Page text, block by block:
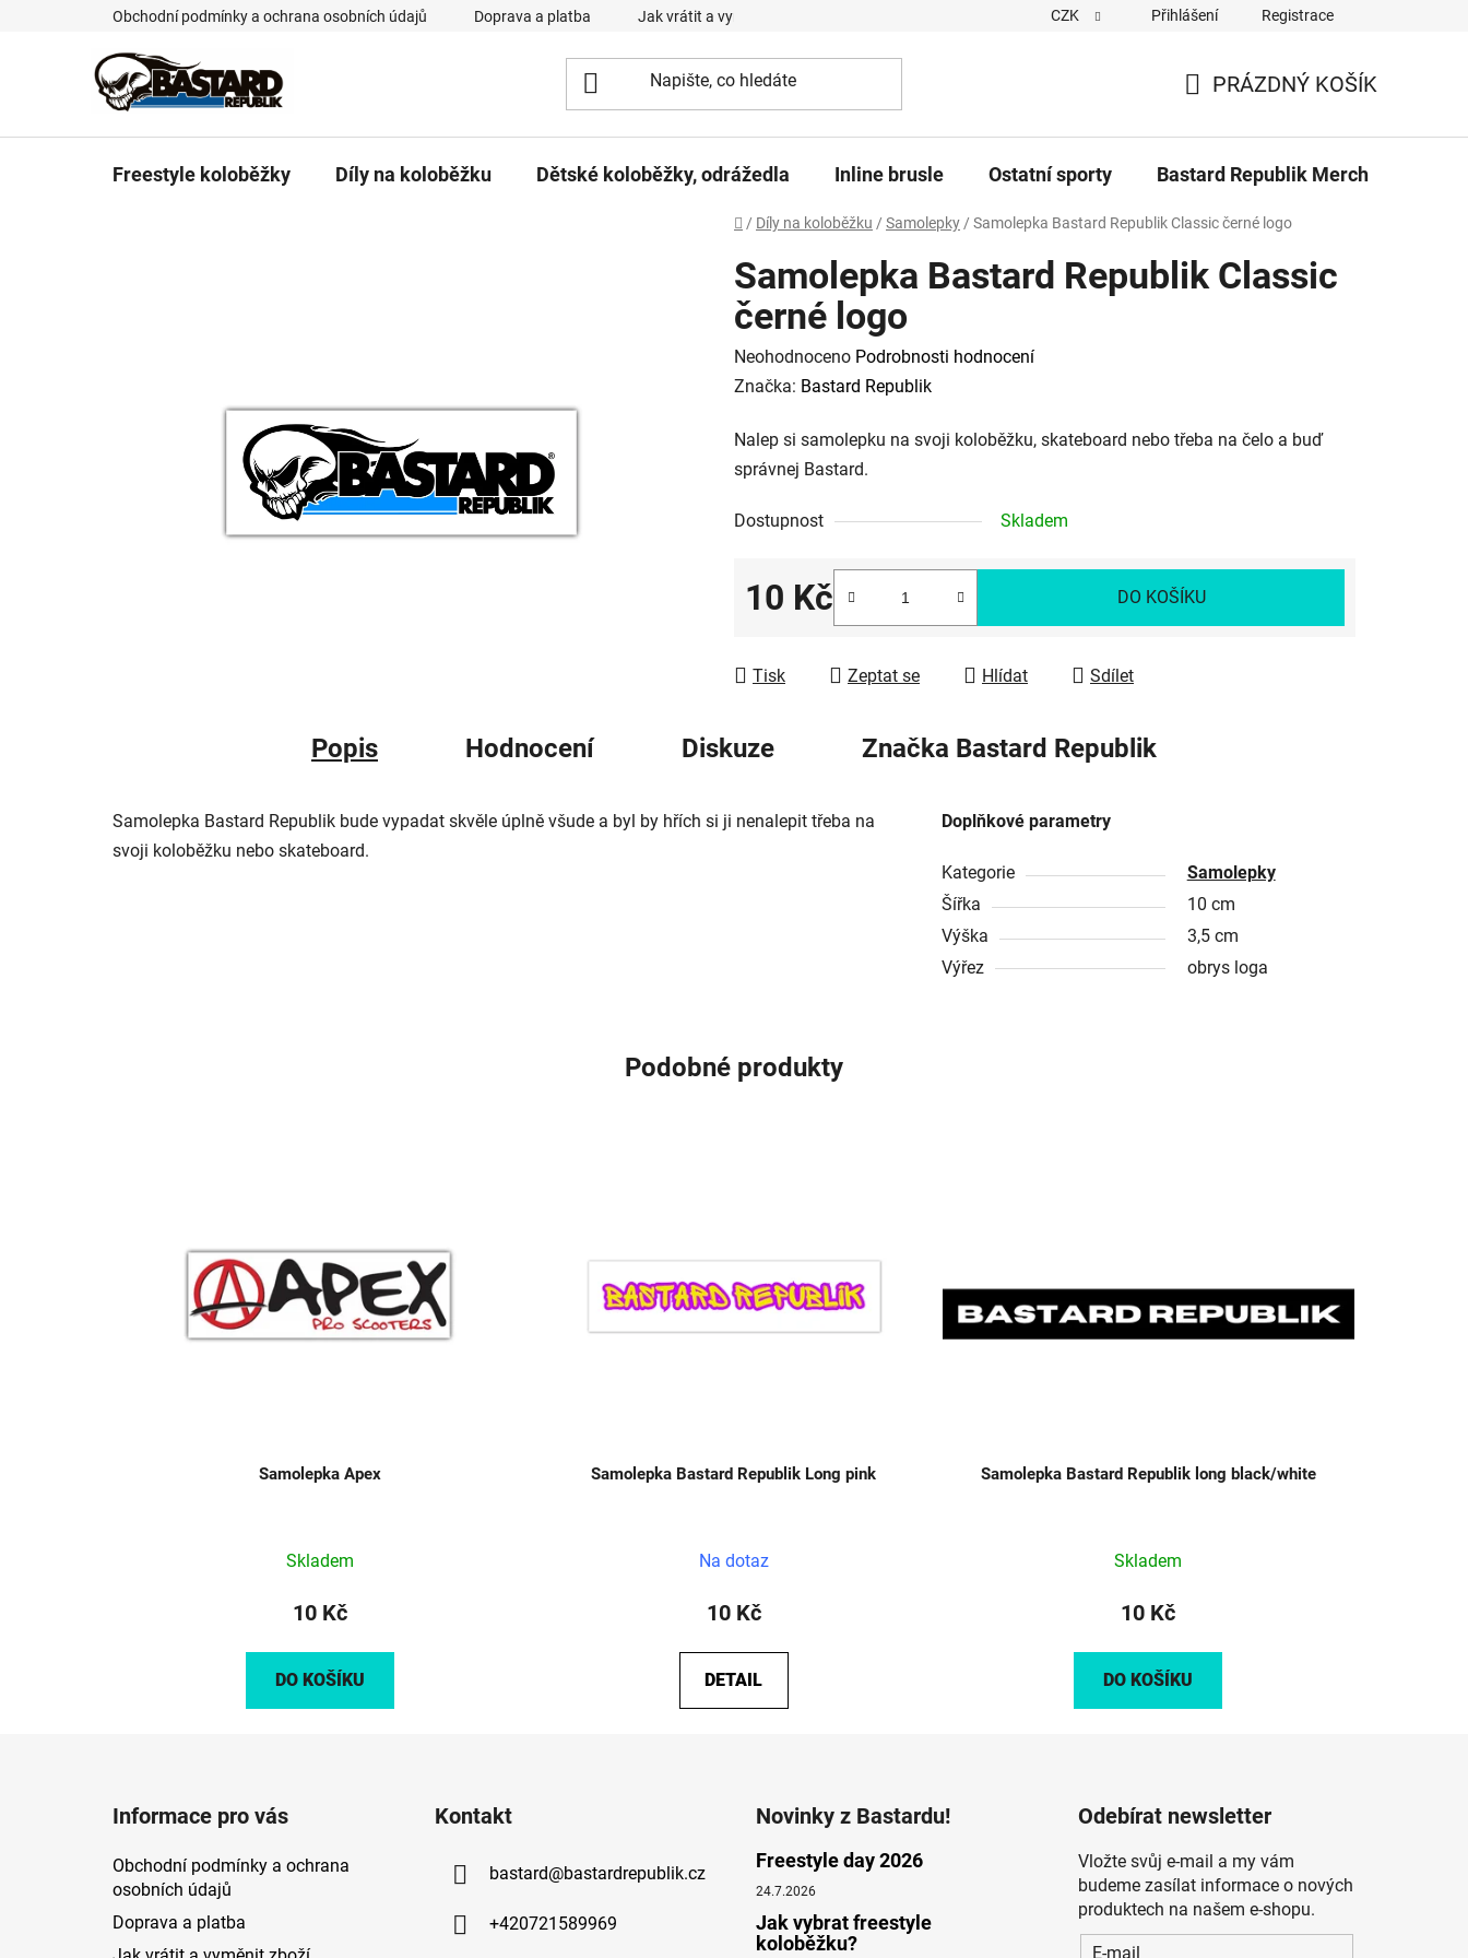
Obchodní podmínky a ochrana osobních údajů Doprava a platba Jak vrátit a vyměnit zboží Cookies Kontakty Napiště nám
CZK Přihlášení Registrace
KOŠÍK
PRÁZDNÝ KOŠÍK
Freestyle koloběžky Díly na koloběžku Dětské koloběžky, odrážedla Inline brusle Ostatní sporty Bastard Republik Merch
Domů
/ Díly na koloběžku / Samolepky / Samolepka Bastard Republik Classic černé logo
Samolepka Bastard Republik Classic
černé logo
Průměrné
hodnocení
je
0,0
5
Neohodnoceno Podrobnosti hodnocení
Značka: Bastard Republik
Nalep si samolepku na svoji koloběžku, skateboard nebo třeba na čelo a buď
správnej Bastard.
Dostupnost Skladem
10 Kč
Měrná cena:
DO KOŠÍKU
Tisk Zeptat se Hlídat Sdílet
Popis Hodnocení Diskuze Značka Bastard Republik
Samolepka Bastard Republik bude vypadat skvěle úplně všude a byl by hřích si ji nenalepit třeba na
svoji koloběžku nebo skateboard.
Doplňkové parametry
Kategorie
Samolepky
Šířka
10 cm
Výška
3,5 cm
Výřez
obrys loga
Podobné produkty
Samolepka Apex
Skladem
10 Kč
DO KOŠÍKU
Samolepka Bastard Republik Long pink
Na dotaz
10 Kč
DETAIL
Samolepka Bastard Republik long black/white
Skladem
10 Kč
DO KOŠÍKU
Informace pro vás
Obchodní podmínky a ochrana
osobních údajů
Doprava a platba
Kontakt
bastard@bastardrepublik.cz
+420721589969
Novinky z Bastardu!
Freestyle day 2026
24.7.2026
Jak vybrat freestyle
koloběžku?
Odebírat newsletter
Vložte svůj e-mail a my vám
budeme zasílat informace o nových
produktech na našem e-shopu.
E-mail